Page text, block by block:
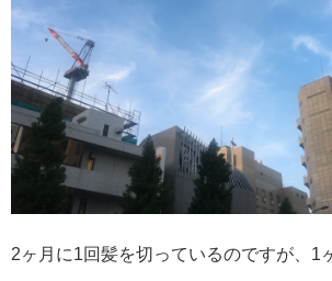
2ヶ月に1回髪を切っているのですが、1